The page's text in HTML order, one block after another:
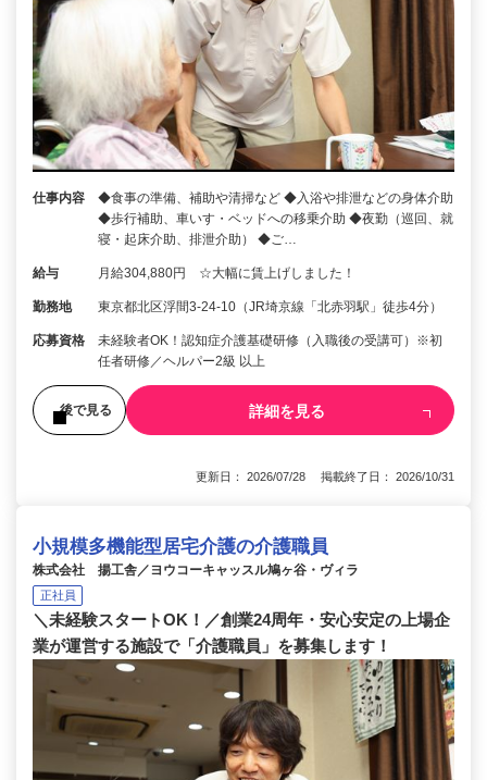
仕事内容
◆食事の準備、補助や清掃など ◆入浴や排泄などの身体介助
◆歩行補助、車いす・ベッドへの移乗介助 ◆夜勤（巡回、就
寝・起床介助、排泄介助） ◆ご…
給与 月給304,880円 ☆大幅に賃上げしました！
勤務地 東京都北区浮間3-24-10（JR埼京線「北赤羽駅」徒歩4分）
応募資格
未経験者OK！認知症介護基礎研修（入職後の受講可）※初
任者研修／ヘルパー2級 以上
後で見る 詳細を見る
更新日： 2026/07/28 掲載終了日： 2026/10/31
小規模多機能型居宅介護の介護職員
株式会社 揚工舎／ヨウコーキャッスル鳩ヶ谷・ヴィラ
正社員
＼未経験スタートOK！／創業24周年・安心安定の上場企
業が運営する施設で「介護職員」を募集します！